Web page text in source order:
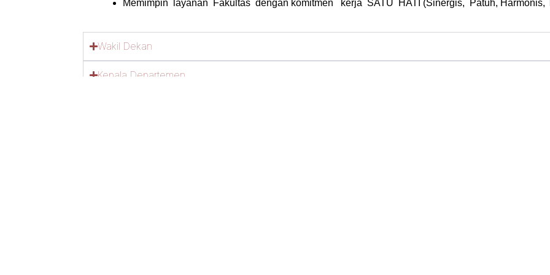
Memimpin layanan Fakultas dengan komitmen kerja SATU HATI (Sinergis, Patuh, Harmonis,
Wakil Dekan
Kepala Departemen